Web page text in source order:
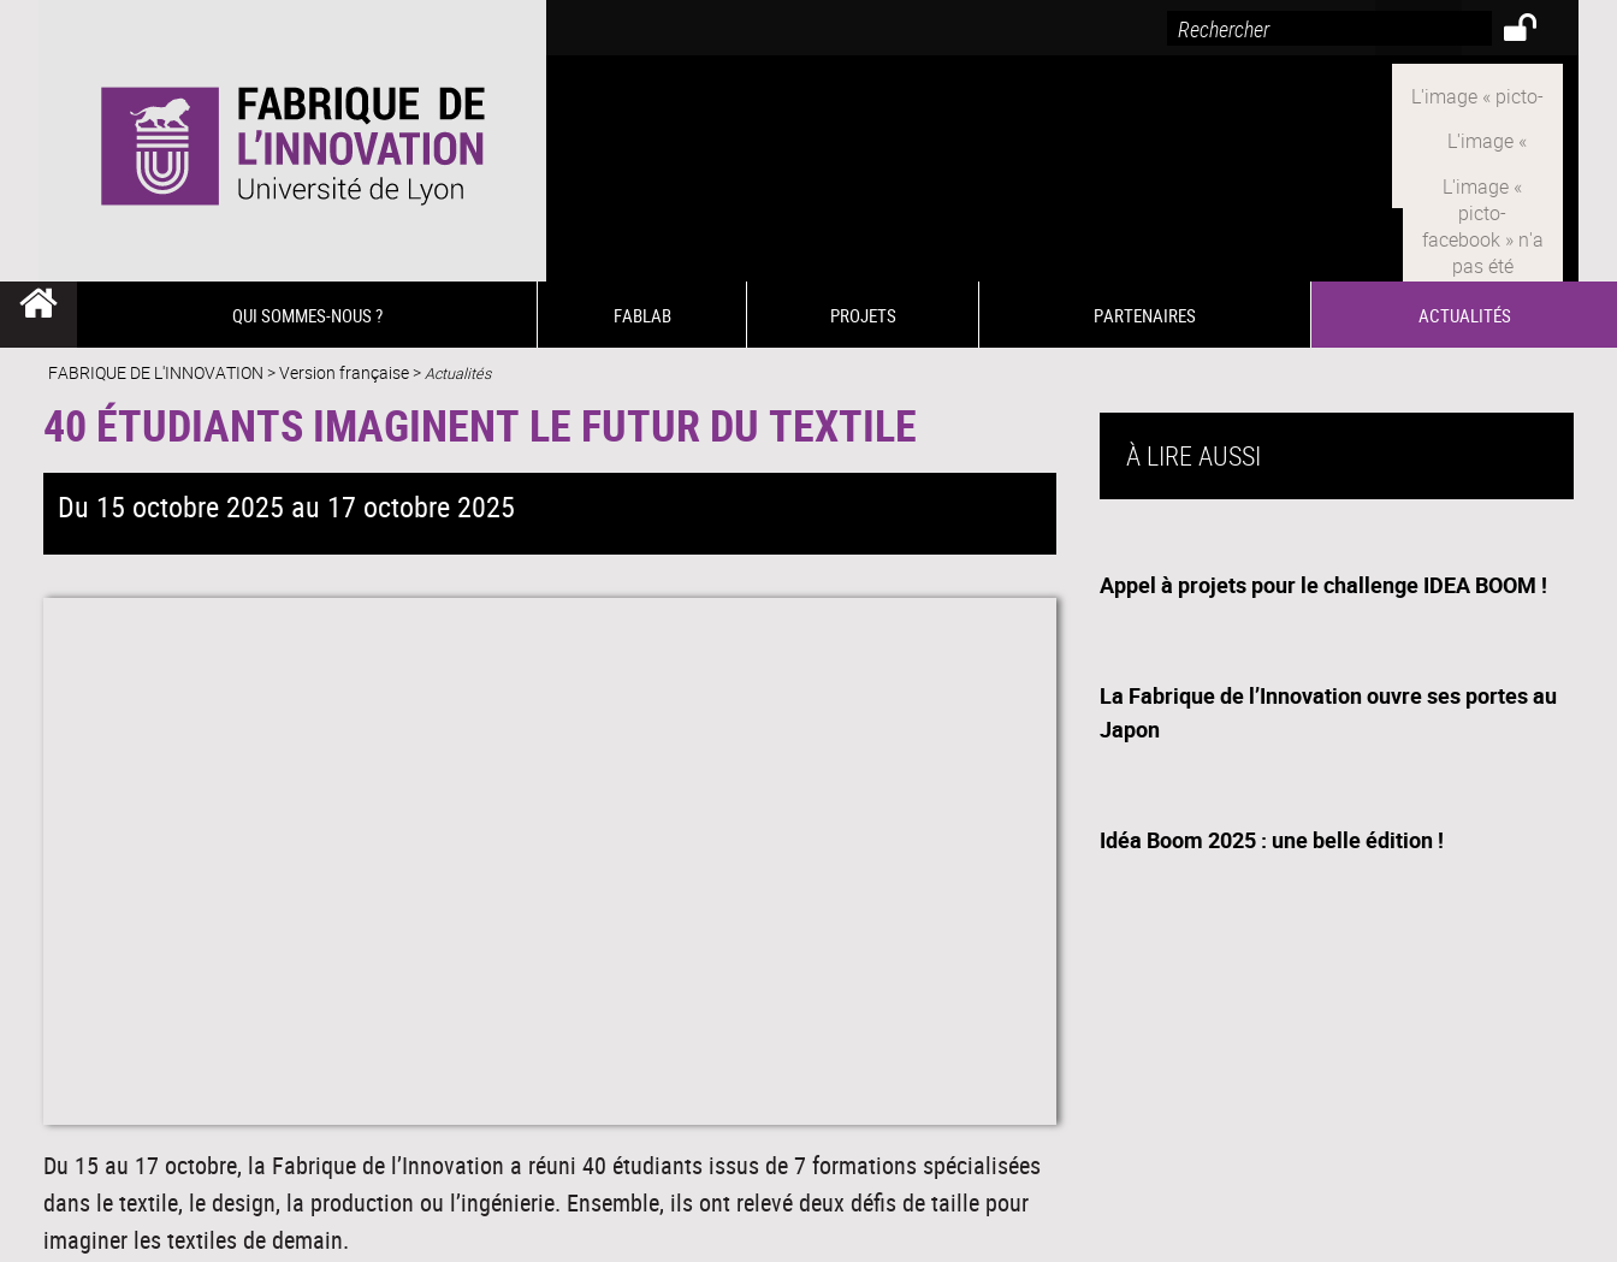
QUI SOMMES-NOUS ? FABLAB PROJETS PARTENAIRES ACTUALITÉS
FABRIQUE DE L'INNOVATION >Version française>Actualités
40 ÉTUDIANTS IMAGINENT LE FUTUR DU TEXTILE
Du 15 octobre 2025 au 17 octobre 2025
Du 15 au 17 octobre, la Fabrique de l’Innovation a réuni 40 étudiants issus de 7 formations spécialisées
dans le textile, le design, la production ou l’ingénierie. Ensemble, ils ont relevé deux défis de taille pour
imaginer les textiles de demain.
À LIRE AUSSI
Appel à projets pour le challenge IDEA BOOM !
La Fabrique de l’Innovation ouvre ses portes au
Japon
Idéa Boom 2025 : une belle édition !